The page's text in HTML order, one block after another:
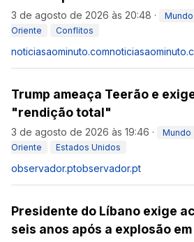
3 de agosto de 2026 às 20:48 · Mundo
Oriente
Conflitos
noticiasaominuto.com
Trump ameaça Teerão e
"rendição total"
3 de agosto de 2026 às 19:46 · Mundo
Oriente
Estados Unidos
observador.ptobservador.pt
Presidente do Líbano exige
seis anos após a explosão